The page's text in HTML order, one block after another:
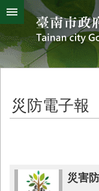
跳到主要內容區塊
搜
尋
進
階
搜
熱
字
颱
風
災
害
災防電子報
災害